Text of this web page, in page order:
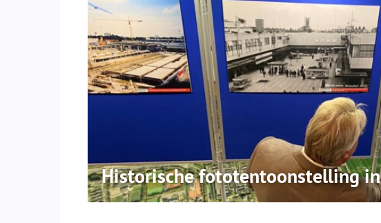
Historische fototentoonstelling